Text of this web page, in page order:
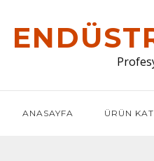
ANASAYFA ÜRÜN